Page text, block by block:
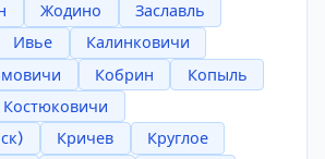
Жодино
Заславль
Ивье
Калинковичи
Кобрин
Копыль
Костюковичи
Кричев
Круглое